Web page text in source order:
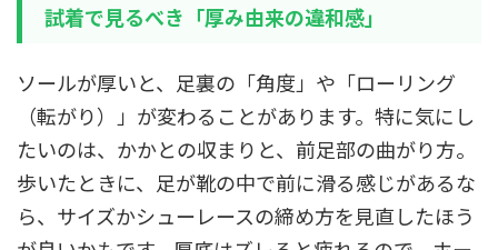
試着で見るべき「厚み由来の違和感」
ソールが厚いと、足裏の「角度」や「ローリング
（転がり）」が変わることがあります。特に気にし
たいのは、かかとの収まりと、前足部の曲がり方。
歩いたときに、足が靴の中で前に滑る感じがあるな
ら、サイズかシューレースの締め方を見直したほう